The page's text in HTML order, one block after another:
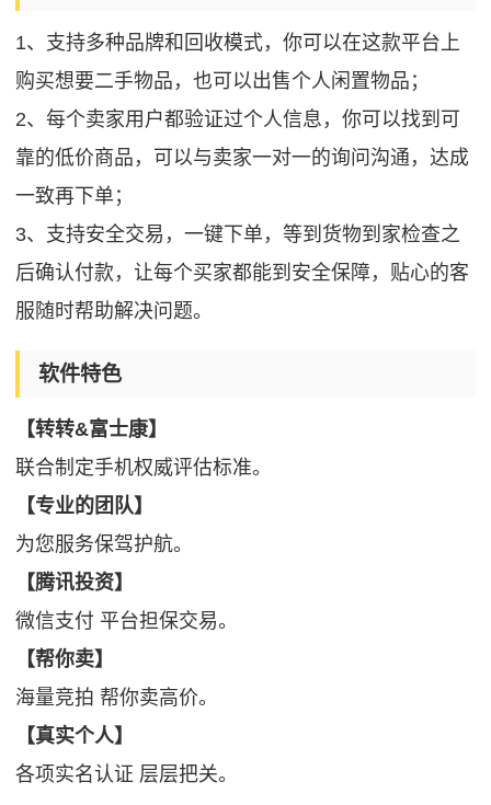
1、支持多种品牌和回收模式，你可以在这款平台上
购买想要二手物品，也可以出售个人闲置物品；
2、每个卖家用户都验证过个人信息，你可以找到可
靠的低价商品，可以与卖家一对一的询问沟通，达成
一致再下单；
3、支持安全交易，一键下单，等到货物到家检查之
后确认付款，让每个买家都能到安全保障，贴心的客
服随时帮助解决问题。
软件特色
【转转&富士康】
联合制定手机权威评估标准。
【专业的团队】
为您服务保驾护航。
【腾讯投资】
微信支付 平台担保交易。
【帮你卖】
海量竞拍 帮你卖高价。
【真实个人】
各项实名认证 层层把关。